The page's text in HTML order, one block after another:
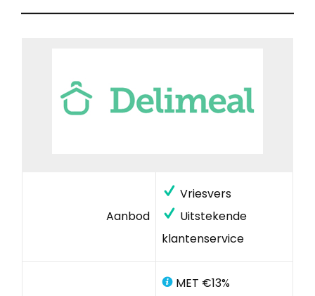
Aanbod
Vriesvers
Uitstekende
klantenservice
MET €13%